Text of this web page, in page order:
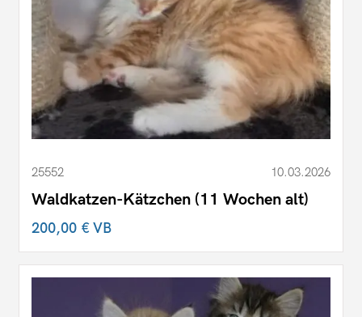
25552 10.03.2026
Waldkatzen-Kätzchen (11 Wochen alt)
200,00 €VB